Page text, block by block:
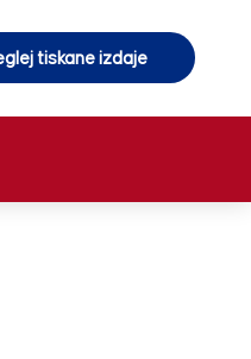
tiskane izdaje